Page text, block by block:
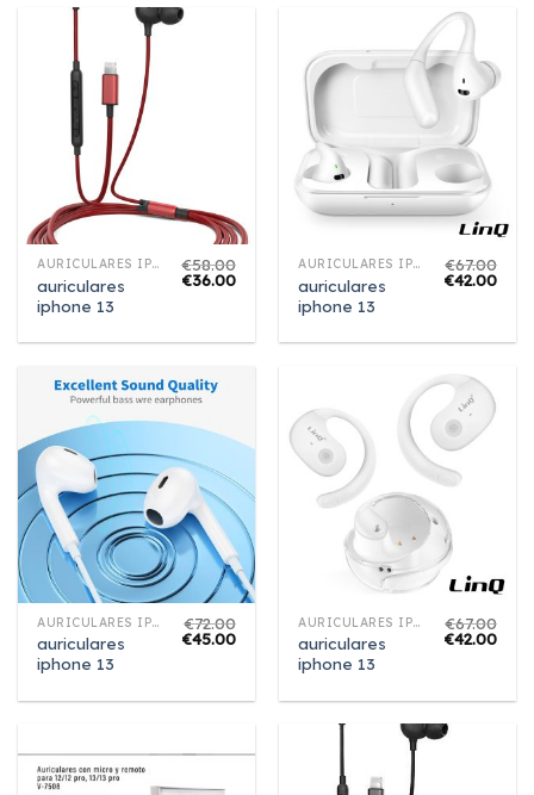
AURICULARES IPHONE 13
auriculares
iphone 13
€58.00
€36.00
AURICULARES IPHONE 13
auriculares
iphone 13
€67.00
€42.00
AURICULARES IPHONE 13
auriculares
iphone 13
€72.00
€45.00
AURICULARES IPHONE 13
auriculares
iphone 13
€67.00
€42.00